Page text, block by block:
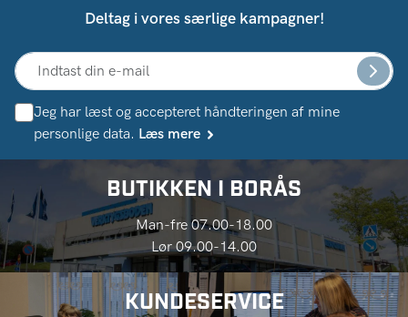
Deltag i vores særlige kampagner!
Jeg har læst og accepteret håndteringen af ​​mine
personlige data. Læs mere
BUTIKKEN I BORÅS
Man-fre 07.00-18.00
Lør 09.00-14.00
KUNDESERVICE